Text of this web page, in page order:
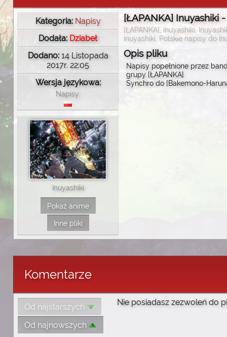
Kategoria: Napisy
Dodała: Dziabeł
Dodano:14 Listopada
2017r. 22:05
Wersja językowa:
Napisy:
Inuyashiki
Pokaż anime
Inne pliki
[ŁAPANKA] Inuyashiki
[ŁAPANKA], Inuyashiki,
Inuyashiki, Polskie napisy do
Opis pliku
Napisy popełnione przez
grupy [ŁAPANKA]
Synchro do [Bakemono-
Komentarze
Nie posiadasz zezwoleń do
Od najstarszych
Od najnowszych